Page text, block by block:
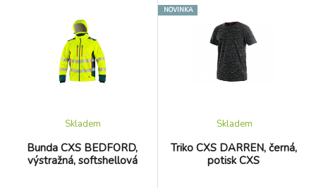
Bunda CXS BEDFORD,
výstražná, softshellová
Skladem
NOVINKA
Triko CXS DARREN, černá,
potisk CXS
Skladem